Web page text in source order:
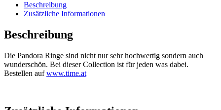
Beschreibung
Zusätzliche Informationen
Beschreibung
Die Pandora Ringe sind nicht nur sehr hochwertig sondern auch
wunderschön. Bei dieser Collection ist für jeden was dabei.
Bestellen aufwww.time.at